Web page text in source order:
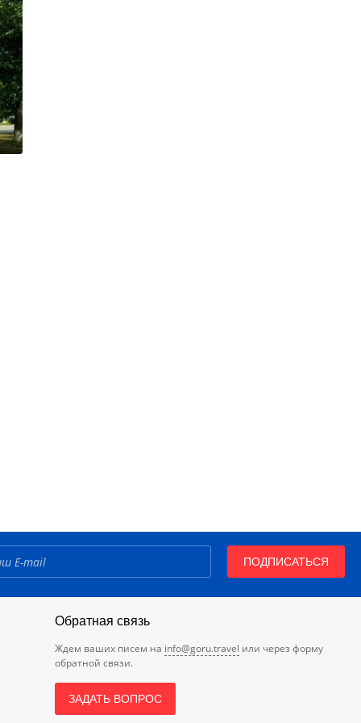
ПОДПИСАТЬСЯ
Обратная связь
Ждем ваших писем на info@goru.travel или через форму
обратной связи.
ЗАДАТЬ ВОПРОС